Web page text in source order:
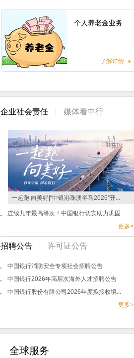
个人养老金业务
了解详情
企业社会责任 媒体看中行
一起跑 向美好|“中银港珠澳半马2026”开...
连续九年最高等次！中国银行切实助力巩固...
更多>
招聘公告 许可证公告
中国银行消防安全专项社会招聘公告
中国银行2026年高层次海外人才招聘公告
中国银行股份有限公司2026年度拟接收境...
更多>
全球服务